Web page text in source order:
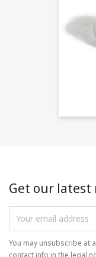
Get our latest
You may unsubscribe at
contact info in the legal